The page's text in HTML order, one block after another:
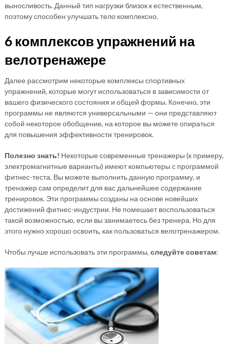
выносливость. Данный тип нагрузки близок к естественным,
поэтому способен улучшать тело комплексно.
6 комплексов упражнений на
велотренажере
Далее рассмотрим некоторые комплексы спортивных
упражнений, которые могут использоваться в зависимости от
вашего физического состояния и общей формы. Конечно, эти
программы не являются универсальными — они представляют
собой некоторое обобщение, на которое вы можете опираться
для повышения эффективности тренировок.
Полезно знать! Некоторые современные тренажеры (к примеру,
электромагнитные варианты) имеют компьютеры с программой
фитнес-теста. Вы можете выполнить данную программу, и
тренажер сам определит для вас дальнейшее содержание
тренировок. Эти программы созданы на основе новейших
достижений фитнес-индустрии. Не помешает воспользоваться
такой возможностью, если вы занимаетесь без тренера. Но для
этого нужно хорошо освоить, как пользоваться велотренажером.
Чтобы лучше использовать эти программы, следуйте советам: